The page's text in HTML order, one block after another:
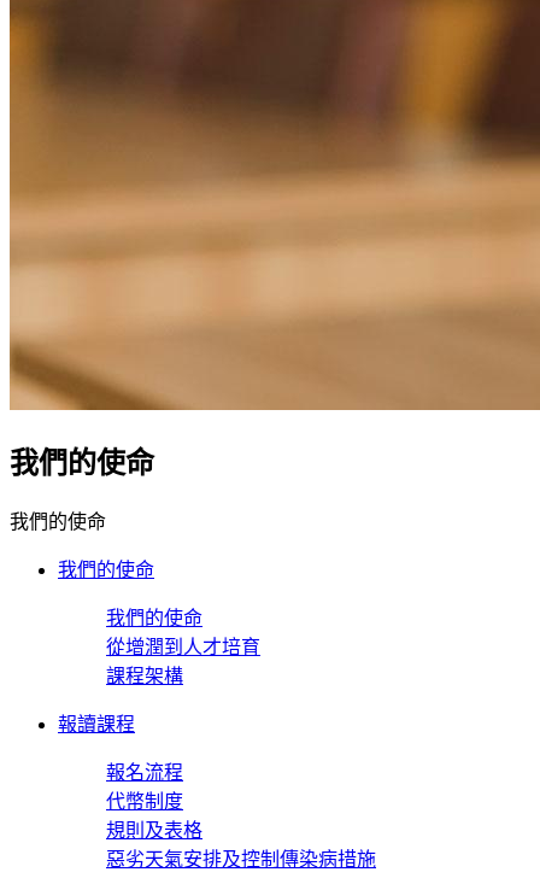
我們的使命
我們的使命
我們的使命
我們的使命
從增潤到人才培育
課程架構
報讀課程
報名流程
代幣制度
規則及表格
惡劣天氣安排及控制傳染病措施